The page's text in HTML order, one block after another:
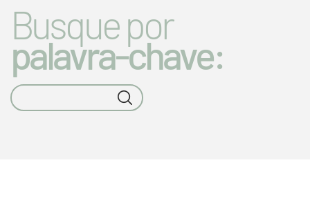
Busque por
palavra-chave: